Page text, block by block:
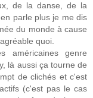
de la danse, de la
parle plus je me dis
du monde à cause
quoi.
américaines genre
là aussi ça tourne de
de clichés et c'est
(c'est pas le cas